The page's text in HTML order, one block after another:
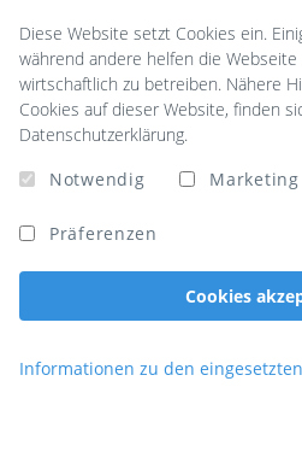
Diese Website setzt Cookies ein.
während andere helfen die
wirtschaftlich zu betreiben. Nähere
Cookies auf dieser Website, finden
Datenschutzerklärung.
Notwendig
Marketing
Präferenzen
Cookies
Informationen zu den